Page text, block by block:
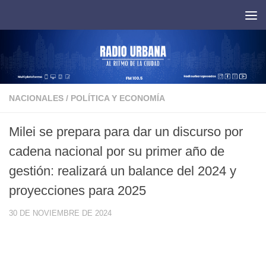
NACIONALES / POLÍTICA Y ECONOMÍA
Milei se prepara para dar un discurso por
cadena nacional por su primer año de
gestión: realizará un balance del 2024 y
proyecciones para 2025
30 DE NOVIEMBRE DE 2024